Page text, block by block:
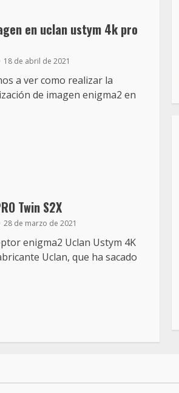
en uclan ustym 4k pro
18 de abril de 2021
a ver como realizar la
de imagen enigma2 en
Twin S2X
28 de marzo de 2021
enigma2 Uclan Ustym 4K
Uclan, que ha sacado